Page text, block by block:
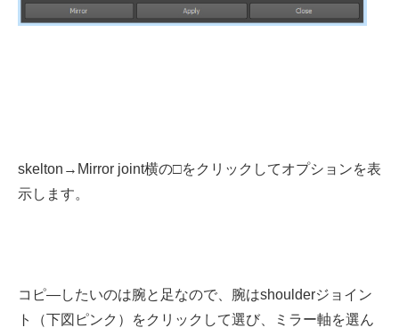
skelton→Mirror joint横の□をクリックしてオプションを表
示します。
コピ―したいのは腕と足なので、腕はshoulderジョイン
ト（下図ピンク）をクリックして選び、ミラー軸を選ん